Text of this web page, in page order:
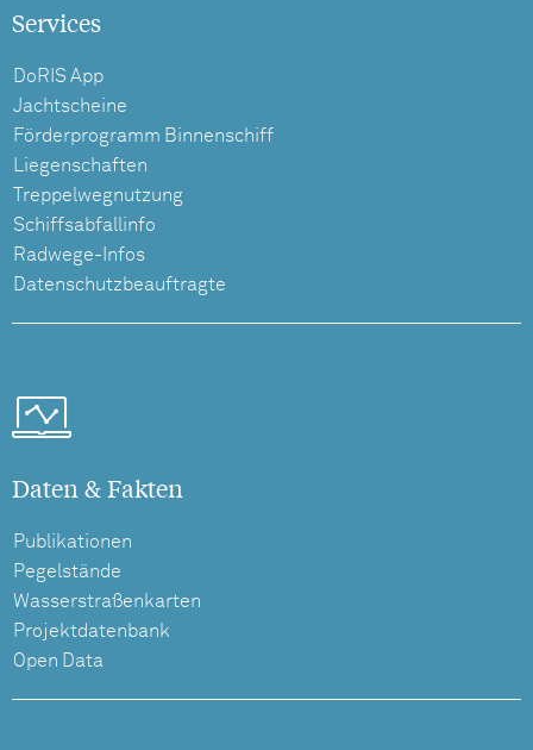
Services
DoRIS App
Jachtscheine
Förderprogramm Binnenschiff
Liegenschaften
Treppelwegnutzung
Schiffsabfallinfo
Radwege-Infos
Datenschutzbeauftragte
Daten & Fakten
Publikationen
Pegelstände
Wasserstraßenkarten
Projektdatenbank
Open Data